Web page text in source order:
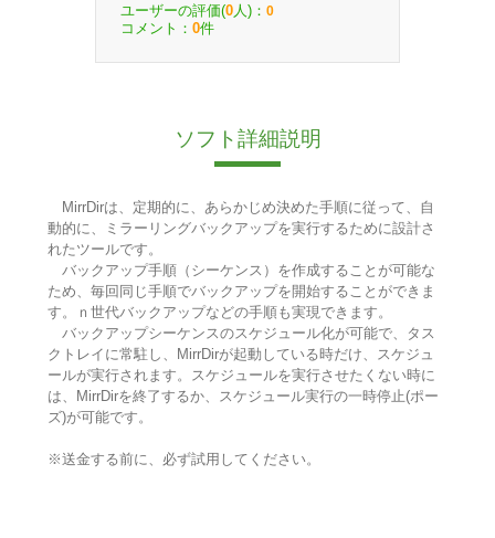
ユーザーの評価(0 人)： 0
コメント： 0件
ソフト詳細説明
MirrDirは、定期的に、あらかじめ決めた手順に従って、自
動的に、ミラーリングバックアップを実行するために設計さ
れたツールです。
バックアップ手順（シーケンス）を作成することが可能な
ため、毎回同じ手順でバックアップを開始することができま
す。ｎ世代バックアップなどの手順も実現できます。
バックアップシーケンスのスケジュール化が可能で、タス
クトレイに常駐し、MirrDirが起動している時だけ、スケジュ
ールが実行されます。スケジュールを実行させたくない時に
は、MirrDirを終了するか、スケジュール実行の一時停止(ポー
ズ)が可能です。
※送金する前に、必ず試用してください。